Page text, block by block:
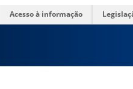
Acesso à informação